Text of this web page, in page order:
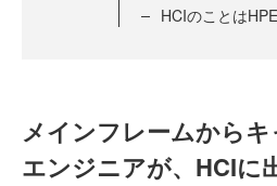
HCIのことは
メインフレームから
エンジニアが、HCIに